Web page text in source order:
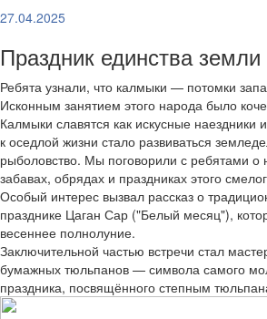
27.04.2025
Праздник единства
Ребята узнали, что калмыки — потомки
Исконным занятием этого народа было
Калмыки славятся как искусные
к оседлой жизни стало развиваться
рыболовство. Мы поговорили с ребятами о
забавах, обрядах и праздниках этого
Особый интерес вызвал рассказ о
празднике Цаган Сар ("Белый месяц"),
весеннее полнолуние.
Заключительной частью встречи стал
бумажных тюльпанов — символа самого
праздника, посвящённого степным